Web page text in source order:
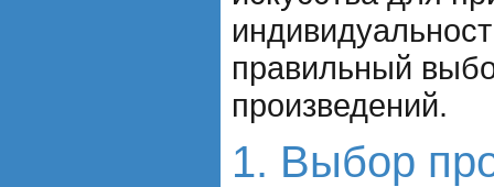
правильный
произведений.
1. Выбор